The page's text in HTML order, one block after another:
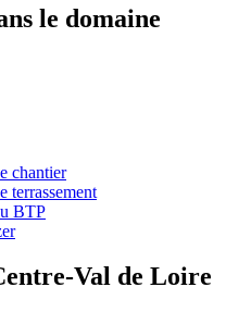
le domaine
chantier
terrassement
BTP
Val de Loire